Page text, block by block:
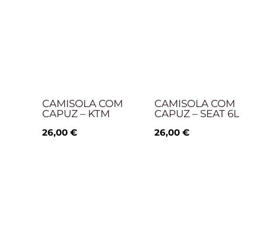
CAMISOLA COM
CAPUZ – KTM
26,00 €
CAMISOLA COM
CAPUZ – SEAT 6L
26,00 €